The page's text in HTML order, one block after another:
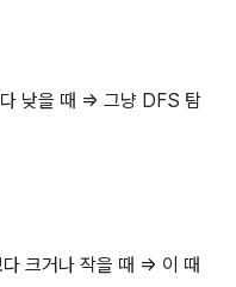
낮을 때 => 그냥 DFS 탐
크거나 작을 때 => 이 때